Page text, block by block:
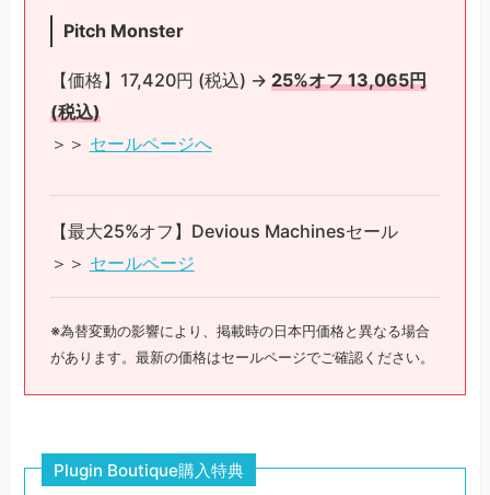
Pitch Monster
【価格】17,420円 (税込) → 25%オフ 13,065円
(税込)
＞＞ セールページへ
【最大25%オフ】Devious Machinesセール
＞＞ セールページ
※為替変動の影響により、掲載時の日本円価格と異なる場合
があります。最新の価格はセールページでご確認ください。
Plugin Boutique購入特典